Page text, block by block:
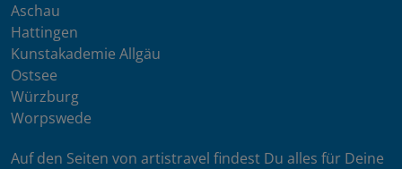
Aschau
Hattingen
Kunstakademie Allgäu
Ostsee
Würzburg
Worpswede
Auf den Seiten von artistravel findest Du alles für Deine